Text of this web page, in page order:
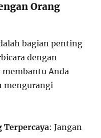
Orang
bagian penting
dengan
membantu Anda
mengurangi
Terpercaya: Jangan